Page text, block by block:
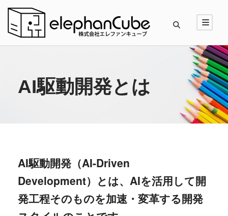
AI駆動開発とは
AI駆動開発（AI-Driven
Development）とは、AIを活用して開
発工程そのものを加速・変革する開発